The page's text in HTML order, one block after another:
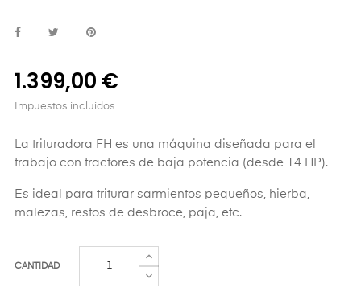
1.399,00 €
Impuestos incluidos
La trituradora FH es una máquina diseñada para el
trabajo con tractores de baja potencia (desde 14 HP).
Es ideal para triturar sarmientos pequeños, hierba,
malezas, restos de desbroce, paja, etc.
CANTIDAD